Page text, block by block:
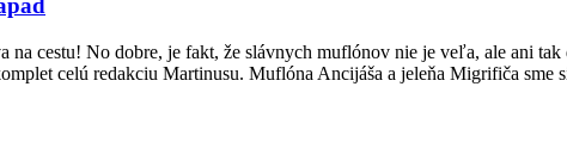
na cestu! No dobre, je fakt, že slávnych muflónov nie je veľa, ale ani
celú redakciu Martinusu. Muflóna Ancijáša a jeleňa Migrifiča